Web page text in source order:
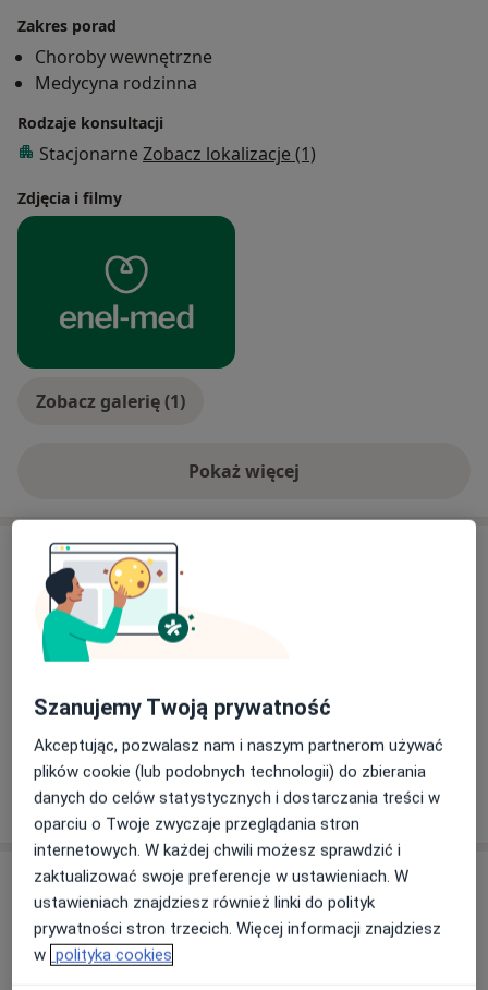
gotować. Lubię dobrą książkę.
Zakres porad
Choroby wewnętrzne
Medycyna rodzinna
Rodzaje konsultacji
Stacjonarne Zobacz lokalizacje (1)
Zdjęcia i filmy
Zobacz galerię (1)
Pokaż więcejo doświadczeniu
Usługi i ceny
Konsultacja internistyczna
Od 278 zł Szczegóły
166 zł Szczegóły
W jaki sposób ustalane są ceny?
Adresy (2)
Adres 1 Adres 2
Szanujemy Twoją prywatność
Akceptując, pozwalasz nam i naszym partnerom używać
plików cookie (lub podobnych technologii) do zbierania
danych do celów statystycznych i dostarczania treści w
oparciu o Twoje zwyczaje przeglądania stron
internetowych. W każdej chwili możesz sprawdzić i
zaktualizować swoje preferencje w ustawieniach. W
ustawieniach znajdziesz również linki do polityk
prywatności stron trzecich. Więcej informacji znajdziesz
w polityka cookies